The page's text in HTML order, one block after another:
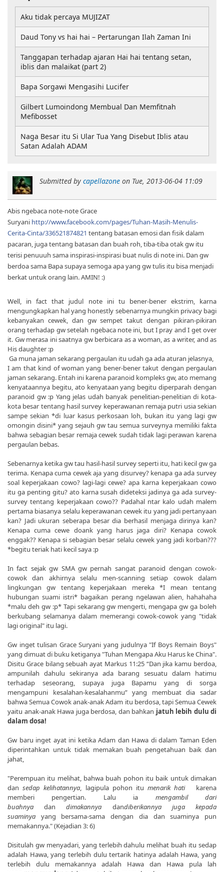
Submitted by capellazone on Tue, 2013-06-04 11:09
Abis ngebaca note-note Grace
Suryani http://www.facebook.com/pages/Tuhan-Masih-Menulis-
Cerita-Cinta/336521874821 tentang batasan emosi dan fisik dalam
pacaran, juga tentang batasan dan buah roh, tiba-tiba otak gw itu
terisi penuuuh sama inspirasi-inspirasi buat nulis di note ini. Dan gw
berdoa sama Bapa supaya semoga apa yang gw tulis itu bisa menjadi
berkat untuk orang lain. AMIN! :)
Well, in fact that judul note ini tu bener-bener ekstrim, karna
mengungkapkan hal yang honestly sebenarnya mungkin privacy bagi
kebanyakan cewek, dan gw sempet takut dengan pikiran-pikiran
orang terhadap gw setelah ngebaca note ini, but I pray and I get over
it. Gw merasa ini saatnya gw berbicara as a woman, as a writer, and as
His daughter :p
Ga muna jaman sekarang pergaulan itu udah ga ada aturan jelasnya,
I am that kind of woman yang bener-bener takut dengan pergaulan
jaman sekarang. Entah ini karena paranoid kompleks gw, ato memang
kenyataannya begitu, ato kenyataan yang begitu diperparah dengan
paranoid gw :p Yang jelas udah banyak penelitian-penelitian di kota-
kota besar tentang hasil survey keperawanan remaja putri usia sekian
sampe sekian *di luar kasus perkosaan loh, bukan itu yang lagi gw
omongin disini* yang sejauh gw tau semua surveynya memiliki fakta
bahwa sebagian besar remaja cewek sudah tidak lagi perawan karena
pergaulan bebas.
Sebenarnya ketika gw tau hasil-hasil survey seperti itu, hati kecil gw ga
terima. Kenapa cuma cewek aja yang disurvey? kenapa ga ada survey
soal keperjakaan cowo? lagi-lagi cewe? apa karna keperjakaan cowo
itu ga penting gitu? ato karna susah dideteksi jadinya ga ada survey-
survey tentang keperjakaan cowo?? Padahal ntar kalo udah malem
pertama biasanya selalu keperawanan cewek itu yang jadi pertanyaan
kan? Jadi ukuran seberapa besar dia berhasil menjaga dirinya kan?
Kenapa cuma cewe doank yang harus jaga diri? Kenapa cowok
enggak?? Kenapa si sebagian besar selalu cewek yang jadi korban???
*begitu teriak hati kecil saya :p
In fact sejak gw SMA gw pernah sangat paranoid dengan cowok-
cowok dan akhirnya selalu men-scanning setiap cowok dalam
lingkungan gw tentang keperjakaan mereka *I mean tentang
hubungan suami istri* bagaikan perang ngelawan alien, hahahaha
*malu deh gw :p* Tapi sekarang gw mengerti, mengapa gw ga boleh
berkubang selamanya dalam memerangi cowok-cowok yang "tidak
lagi original" itu lagi.
Gw inget tulisan Grace Suryani yang judulnya "If Boys Remain Boys"
yang dimuat di buku ketiganya "Tuhan Mengapa Aku Harus ke China".
Disitu Grace bilang sebuah ayat Markus 11:25 “Dan jika kamu berdoa,
ampunilah dahulu sekiranya ada barang sesuatu dalam hatimu
terhadap seseorang, supaya juga Bapamu yang di sorga
mengampuni kesalahan-kesalahanmu” yang membuat dia sadar
bahwa Semua Cowok anak-anak Adam itu berdosa, tapi Semua Cewek
yaitu anak-anak Hawa juga berdosa, dan bahkan jatuh lebih dulu di
dalam dosa!
Gw baru inget ayat ini ketika Adam dan Hawa di dalam Taman Eden
diperintahkan untuk tidak memakan buah pengetahuan baik dan
jahat,
"Perempuan itu melihat, bahwa buah pohon itu baik untuk dimakan
dansedap kelihatannya , lagipula pohon itumenarik hati
karena
memberi pengertian. Lalu ia mengambil dari
buahnyadandimakannya dandiberikannya juga kepada
suaminya yang bersama-sama dengan dia dan suaminya pun
memakannya." (Kejadian 3: 6)
Disitulah gw menyadari, yang terlebih dahulu melihat buah itu sedap
adalah Hawa, yang terlebih dulu tertarik hatinya adalah Hawa, yang
terlebih dulu memakannya adalah Hawa dan Hawa pula lah
Aku tidak percaya MUJIZAT
Daud Tony vs hai hai – Pertarungan Ilah Zaman Ini
Tanggapan terhadap ajaran Hai hai tentang setan,
iblis dan malaikat (part 2)
Bapa Sorgawi Mengasihi Lucifer
Gilbert Lumoindong Membual Dan Memfitnah
Mefibosset
Naga Besar itu Si Ular Tua Yang Disebut Iblis atau
Satan Adalah ADAM